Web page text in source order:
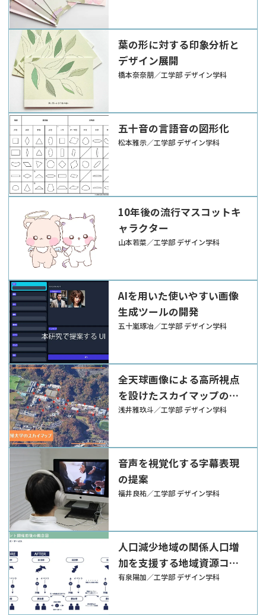
葉の形に対する印象分析と
デザイン展開
橋本奈奈朋／工学部 デザイン学科
五十音の言語音の図形化
松本雅示／工学部 デザイン学科
10年後の流行マスコットキ
ャラクター
山本若菜／工学部 デザイン学科
AIを用いた使いやすい画像
生成ツールの開発
五十嵐琢冶／工学部 デザイン学科
全天球画像による高所視点
を設けたスカイマップの提
案
浅井雅玖斗／工学部 デザイン学科
音声を視覚化する字幕表現
の提案
福井良祐／工学部 デザイン学科
人口減少地域の関係人口増
加を支援する地域資源コン
テンツデザインの枠組み
有泉陽加／工学部 デザイン学科